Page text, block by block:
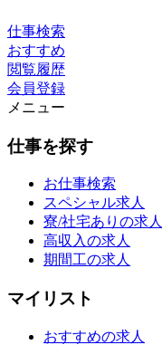
仕事検索
おすすめ
閲覧履歴
会員登録
メニュー
仕事を探す
お仕事検索
スペシャル求人
寮/社宅ありの求人
高収入の求人
期間工の求人
マイリスト
おすすめの求人